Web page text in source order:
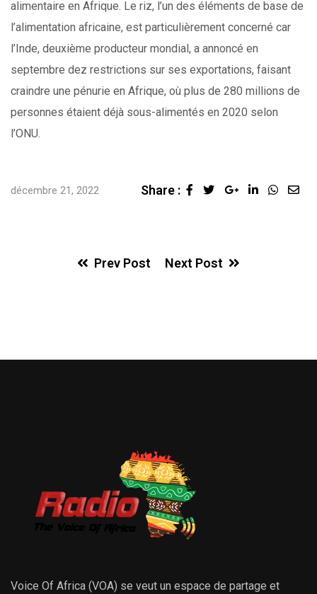
alimentaire en Afrique. Le riz, l’un des éléments de base de
l’alimentation africaine, est particulièrement concerné car
l’Inde, deuxième producteur mondial, a annoncé en
septembre dez restrictions sur ses exportations, faisant
craindre une pénurie en Afrique, où plus de 280 millions de
personnes étaient déjà sous-alimentés en 2020 selon
l’ONU.
décembre 21, 2022 Share : Google+LinkedIn
Prev Post Next Post
Voice Of Africa (VOA) se veut un espace de partage et